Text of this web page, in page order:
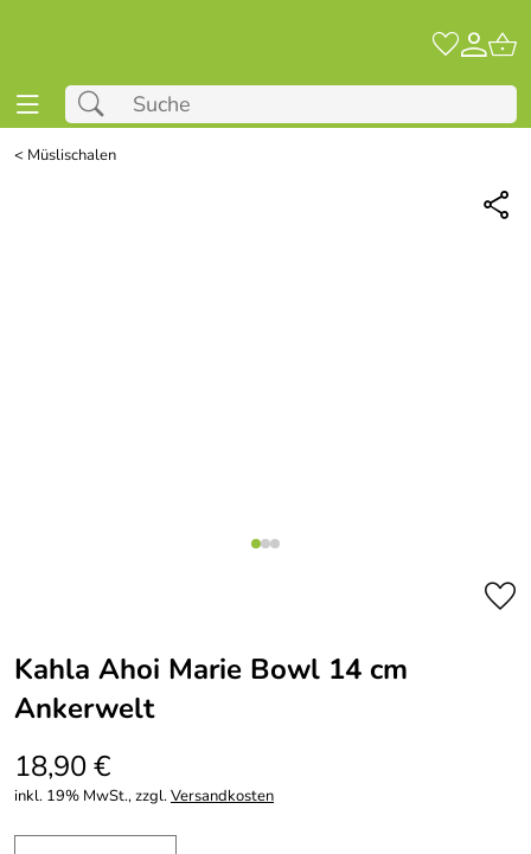
< Müslischalen
Kahla Ahoi Marie Bowl 14 cm
Ankerwelt
18,90 €
inkl. 19% MwSt., zzgl.Versandkosten